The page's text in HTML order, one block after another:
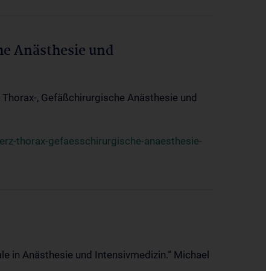
Anästhesie und
, Gefäßchirurgische Anästhesie und
thorax-gefaesschirurgische-anaesthesie-
in Anästhesie und Intensivmedizin.“ Michael